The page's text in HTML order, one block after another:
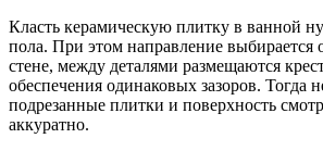
Класть керамическую плитку в ванной
пола. При этом направление выбирается
стене, между деталями размещаются
обеспечения одинаковых зазоров. Тогда
подрезанные плитки и поверхность
аккуратно.